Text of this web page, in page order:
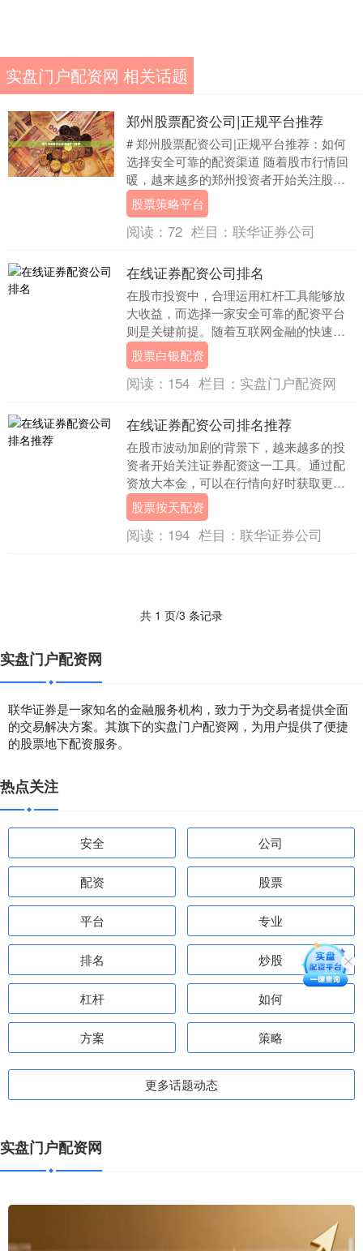
实盘门户配资网 相关话题
郑州股票配资公司|正规平台推荐
# 郑州股票配资公司|正规平台推荐：如何
选择安全可靠的配资渠道 随着股市行情回
暖，越来越多的郑州投资者开始关注股票
配资这一杠杆工具。然而，面对市场上众
多的配资公....
股票策略平台
阅读： 72 栏目： 联华证券公司
在线证券配资公司排名
在股市投资中，合理运用杠杆工具能够放
大收益，而选择一家安全可靠的配资平台
则是关键前提。随着互联网金融的快速发
展，在线证券配资公司数量激增，如何从
众多平台中筛选出....
股票白银配资
阅读： 154 栏目： 实盘门户配资网
在线证券配资公司排名推荐
在股市波动加剧的背景下，越来越多的投
资者开始关注证券配资这一工具。通过配
资放大本金，可以在行情向好时获取更高
收益。然而，面对市场上众多配资平台，
如何选择一家正规....
股票按天配资
阅读： 194 栏目： 联华证券公司
共 1 页/3 条记录
实盘门户配资网
联华证券是一家知名的金融服务机构，致力于为交易者提供全面
的交易解决方案。其旗下的实盘门户配资网，为用户提供了便捷
的股票地下配资服务。
热点关注
安全 公司
配资 股票
平台 专业
排名 炒股
杠杆 如何
方案 策略
更多话题动态
实盘门户配资网